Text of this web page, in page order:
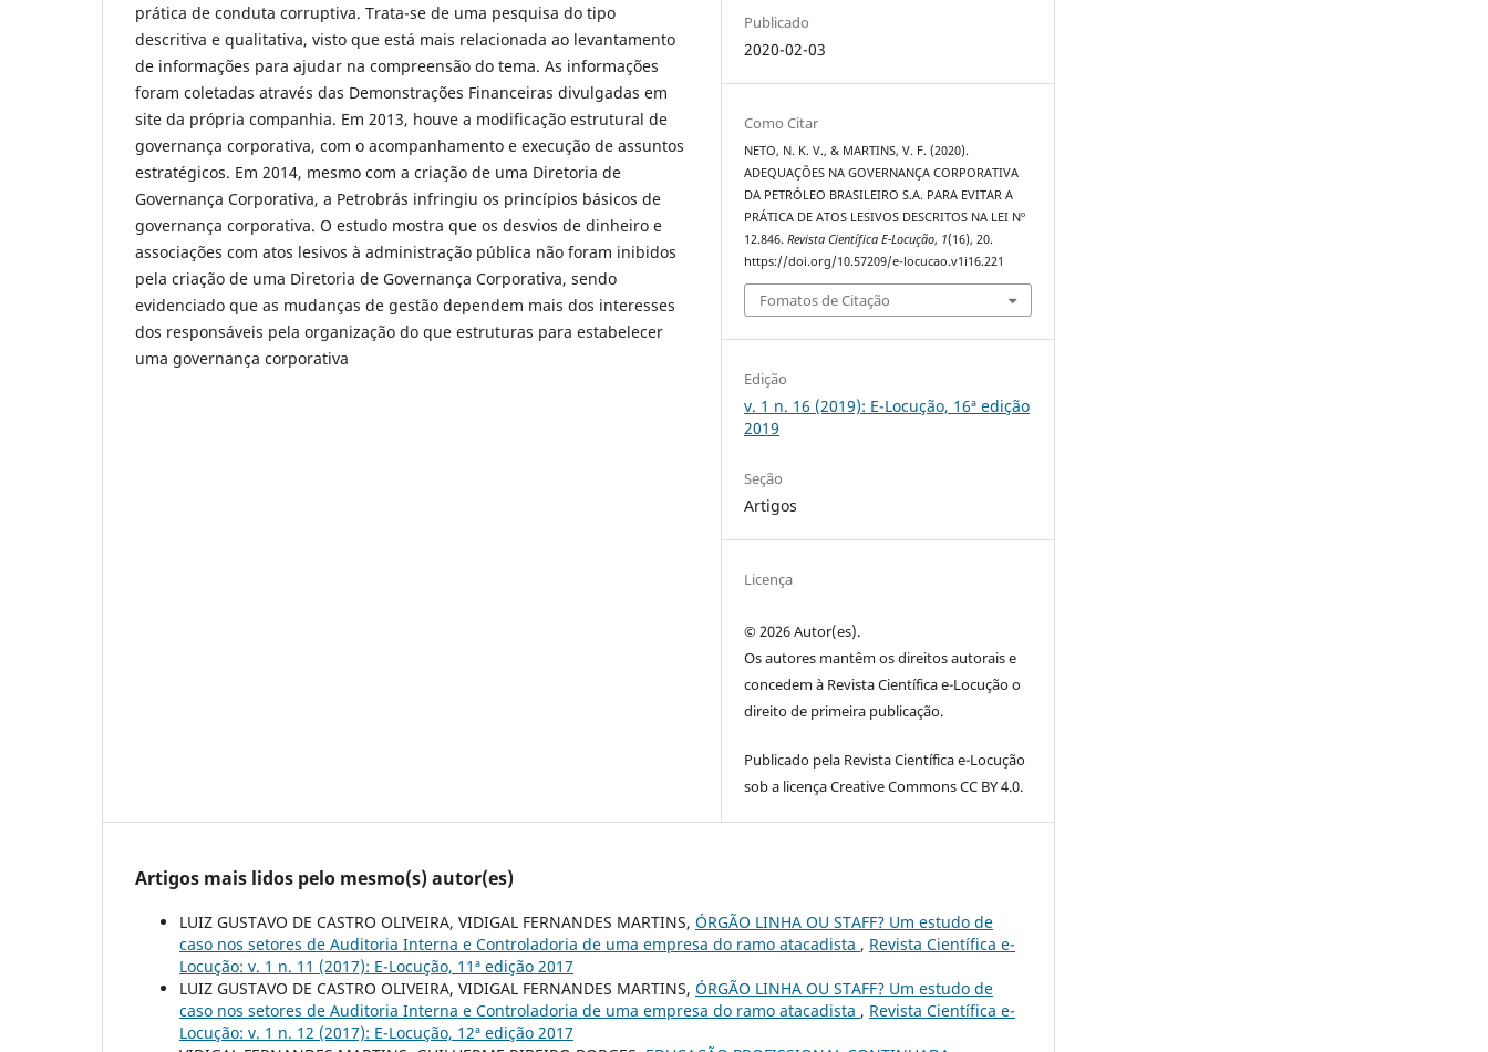
prática de conduta corruptiva. Trata-se de uma pesquisa do tipo
descritiva e qualitativa, visto que está mais relacionada ao levantamento
de informações para ajudar na compreensão do tema. As informações
foram coletadas através das Demonstrações Financeiras divulgadas em
site da própria companhia. Em 2013, houve a modificação estrutural de
governança corporativa, com o acompanhamento e execução de assuntos
estratégicos. Em 2014, mesmo com a criação de uma Diretoria de
Governança Corporativa, a Petrobrás infringiu os princípios básicos de
governança corporativa. O estudo mostra que os desvios de dinheiro e
associações com atos lesivos à administração pública não foram inibidos
pela criação de uma Diretoria de Governança Corporativa, sendo
evidenciado que as mudanças de gestão dependem mais dos interesses
dos responsáveis pela organização do que estruturas para estabelecer
uma governança corporativa
Publicado
2020-02-03
Como Citar
NETO, N. K. V., & MARTINS, V. F. (2020).
ADEQUAÇÕES NA GOVERNANÇA CORPORATIVA
DA PETRÓLEO BRASILEIRO S.A. PARA EVITAR A
PRÁTICA DE ATOS LESIVOS DESCRITOS NA LEI Nº
12.846.Revista Científica E-Locução, 1(16), 20.
https://doi.org/10.57209/e-locucao.v1i16.221
Fomatos de Citação
Edição
v. 1 n. 16 (2019): E-Locução, 16ª edição
2019
Seção
Artigos
Licença
© 2026 Autor(es).
Os autores mantêm os direitos autorais e
concedem à Revista Científica e-Locução o
direito de primeira publicação.
Publicado pela Revista Científica e-Locução
sob a licença Creative Commons CC BY 4.0.
Artigos mais lidos pelo mesmo(s) autor(es)
LUIZ GUSTAVO DE CASTRO OLIVEIRA, VIDIGAL FERNANDES MARTINS, ÓRGÃO LINHA OU STAFF? Um estudo de
caso nos setores de Auditoria Interna e Controladoria de uma empresa do ramo atacadista , Revista Científica e-
Locução: v. 1 n. 11 (2017): E-Locução, 11ª edição 2017
LUIZ GUSTAVO DE CASTRO OLIVEIRA, VIDIGAL FERNANDES MARTINS, ÓRGÃO LINHA OU STAFF? Um estudo de
caso nos setores de Auditoria Interna e Controladoria de uma empresa do ramo atacadista , Revista Científica e-
Locução: v. 1 n. 12 (2017): E-Locução, 12ª edição 2017